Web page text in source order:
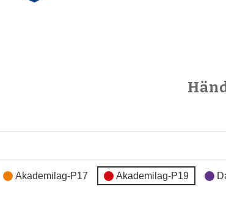
Akademilag-P17 Akademilag-P19